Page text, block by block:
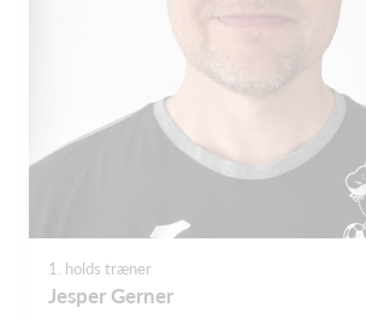
1. holds træner
Jesper Gerner